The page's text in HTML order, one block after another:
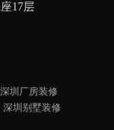
17层
深圳厂房装修
深圳别墅装修